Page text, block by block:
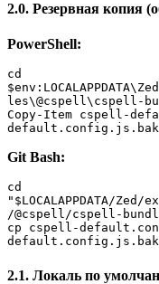
2.0. Резервная копия
PowerShell:
cd
les\@cspell\cspell-
Copy-Item cspell-
default.config.js.bak
Git Bash:
cd
"$LOCALAPPDATA/
/@cspell/cspell-
cp cspell-
default.config.js.bak
2.1. Локаль по